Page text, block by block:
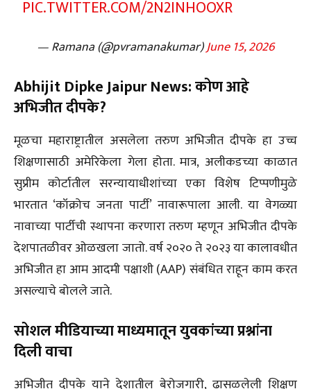
PIC.TWITTER.COM/2N2INHOOXR
— Ramana (@pvramanakumar)June 15, 2026
Abhijit Dipke Jaipur News: कोण आहे
अभिजीत दीपके?
मूळचा महाराष्ट्रातील असलेला तरुण अभिजीत दीपके हा उच्च
शिक्षणासाठी अमेरिकेला गेला होता. मात्र, अलीकडच्या काळात
सुप्रीम कोर्टातील सरन्यायाधीशांच्या एका विशेष टिप्पणीमुळे
भारतात ‘कॉक्रोच जनता पार्टी’ नावारूपाला आली. या वेगळ्या
नावाच्या पार्टीची स्थापना करणारा तरुण म्हणून अभिजीत दीपके
देशपातळीवर ओळखला जातो. वर्ष २०२० ते २०२३ या कालावधीत
अभिजीत हा आम आदमी पक्षाशी (AAP) संबंधित राहून काम करत
असल्याचे बोलले जाते.
सोशल मीडियाच्या माध्यमातून युवकांच्या प्रश्नांना
दिली वाचा